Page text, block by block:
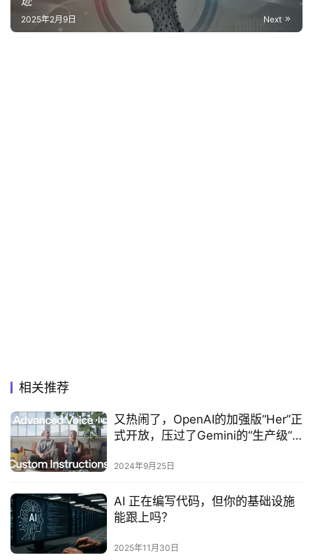
Next
2025年2月9日
相关推荐
又热闹了，OpenAI的加强版“Her”正
式开放，压过了Gemini的“生产级”
2024年9月25日
AI 正在编写代码，但你的基础设施
能跟上吗？
2025年11月30日